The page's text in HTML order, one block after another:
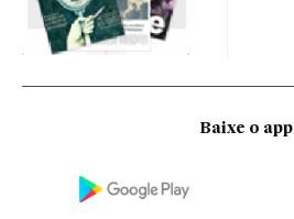
Baixe o app